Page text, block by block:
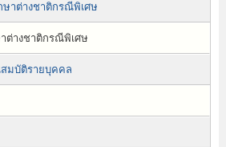
าต่างชาติกรณีพิเศษ
ต่างชาติกรณีพิเศษ
มบัติรายบุคคล